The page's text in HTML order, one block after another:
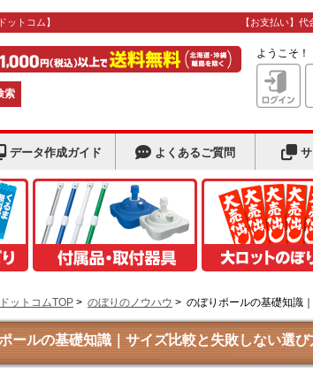
ットコム】 【お支払い】
索
ようこそ！
データ作成ガイド よくあるご質問 サ
ットコムTOP > のぼりのノウハウ > のぼりポールの基礎知識
ールの基礎知識｜サイズ比較と失敗しない選び